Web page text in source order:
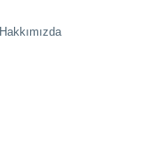
Hakkımızda